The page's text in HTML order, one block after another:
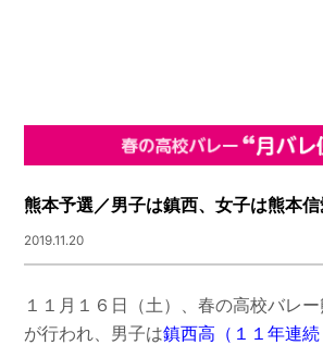
熊本予選／男子は鎮西、女子は熊本
2019.11.20
１１月１６日（土）、春の高校バレ
が行われ、男子は鎮西高（１１年連続